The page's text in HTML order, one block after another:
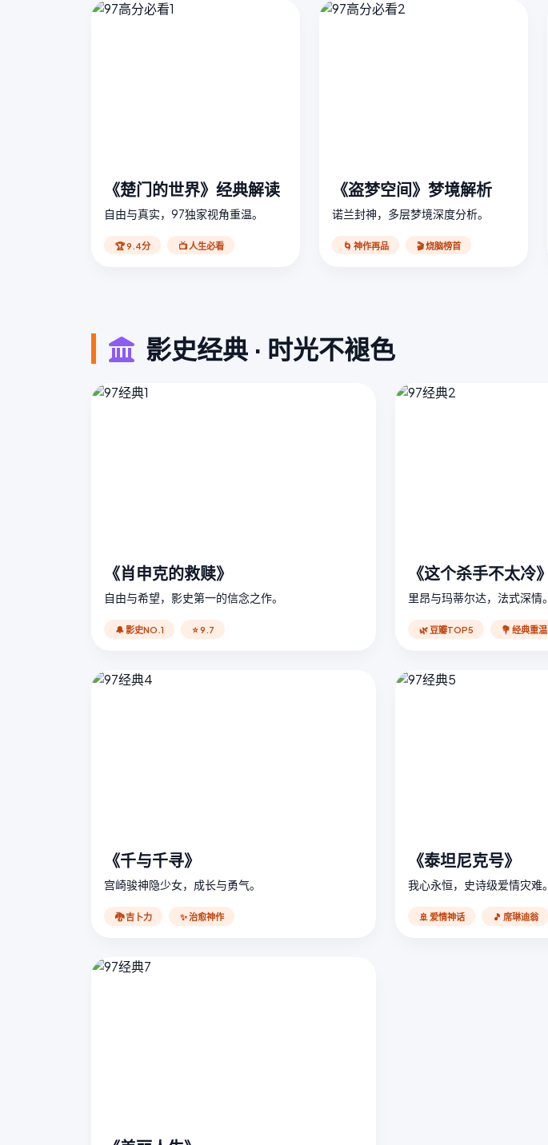
《楚门的世界》经典解读
自由与真实，97独家视角重温。
🏆 9.4分 📺 人生必看
《盗梦空间》梦境解析
诺兰封神，多层梦境深度分析。
🌀 神作再品 🎬 烧脑榜首
影史经典 · 时光不褪色
《肖申克的救赎》
自由与希望，影史第一的信念之作。
🔔 影史NO.1 ⭐ 9.7
《这个杀手不太冷》
里昂与玛蒂尔达，法式深情。
🌿 豆瓣TOP5 💐 经典重温
《千与千寻》
宫崎骏神隐少女，成长与勇气。
🐉 吉卜力 ✨ 治愈神作
《泰坦尼克号》
我心永恒，史诗级爱情灾难。
🚢 爱情神话 🎵 席琳迪翁